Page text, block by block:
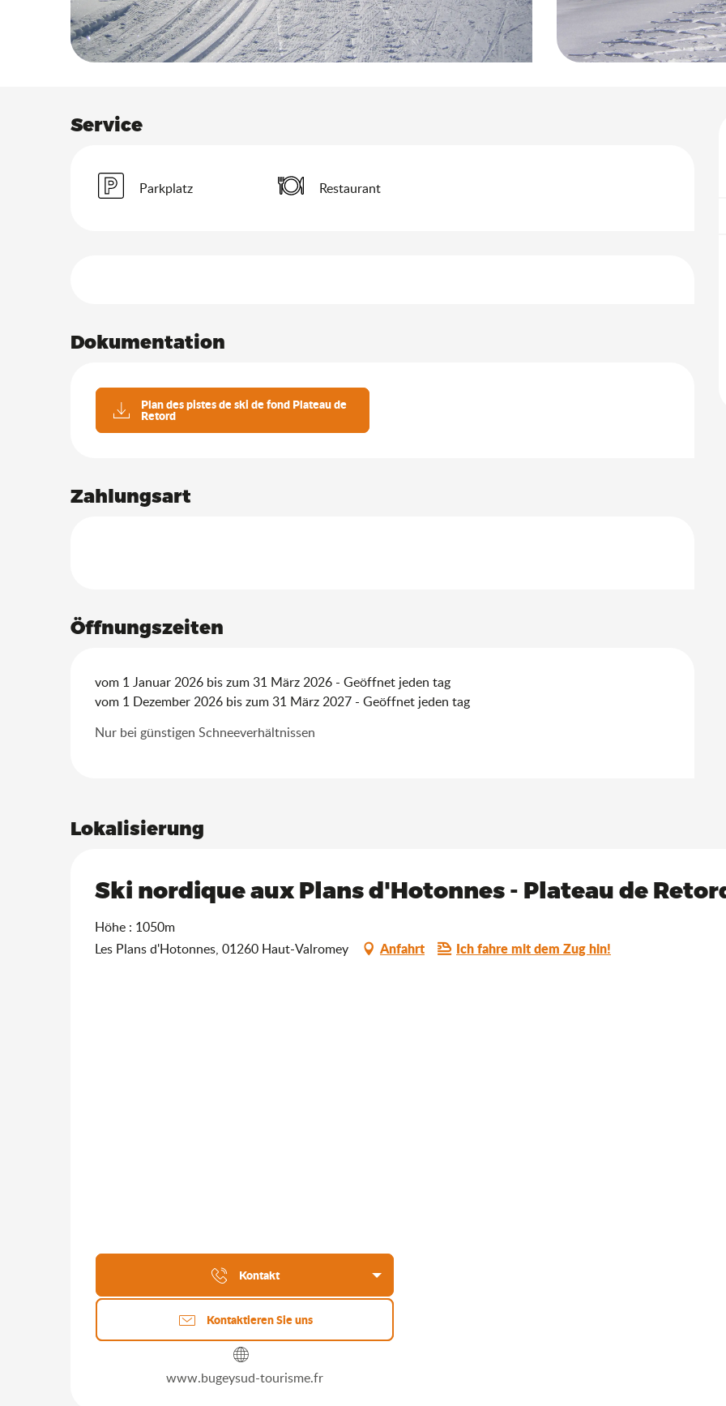
Service
Parkplatz Restaurant
Dokumentation
Plan des pistes de ski de fond Plateau de
Retord
Zahlungsart
Öffnungszeiten
vom 1 Januar 2026 bis zum 31 März 2026 - Geöffnet jeden tag
vom 1 Dezember 2026 bis zum 31 März 2027 - Geöffnet jeden tag
Nur bei günstigen Schneeverhältnissen
Lokalisierung
Ski nordique aux Plans d'Hotonnes - Plateau de
Höhe : 1050m
Les Plans d'Hotonnes, 01260 Haut-Valromey
Anfahrt Ich fahre mit dem Zug hin!
Kontakt
Kontaktieren Sie uns
www.bugeysud-tourisme.fr